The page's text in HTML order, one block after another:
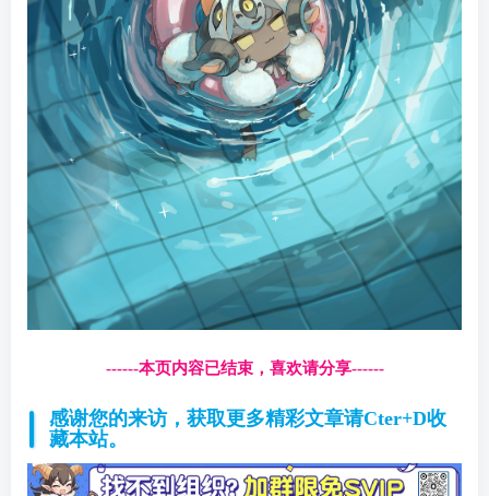
------本页内容已结束，喜欢请分享------
感谢您的来访，获取更多精彩文章请Cter+D收
藏本站。